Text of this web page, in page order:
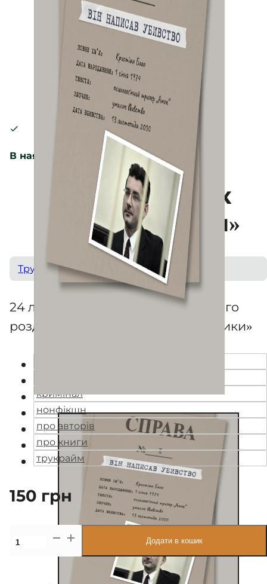
В наявності
Набір листівок
«Вбивчі справи»
Трукрайм
24 листівки із фігурантами кожного
розділу книги «Вбивчі письменники»
кримінал
нонфікшн
про авторів
про книги
трукрайм
150 грн
Набір
листівок
Додати в кошик